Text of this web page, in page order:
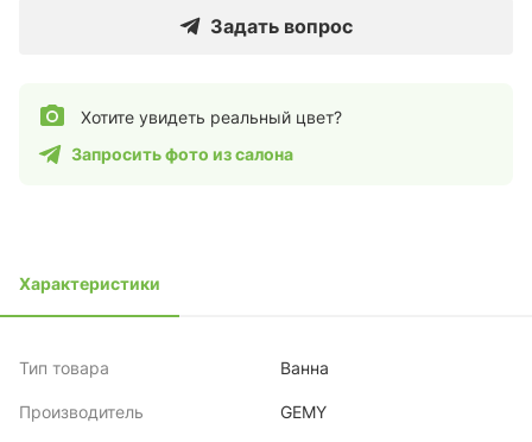
Задать вопрос
Хотите увидеть реальный цвет?
Запросить фото из салона
Характеристики
Тип товара Ванна
Производитель GEMY